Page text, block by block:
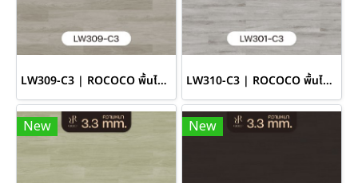
LW309-C3 | ROCOCO พื้นไวนิล LVT หนา 3.3 มม. รุ่น RIVIERA LW310-C3 | ROCOCO พื้นไวนิล LVT หนา 3.3 มม. รุ่น RIVIERA
New New